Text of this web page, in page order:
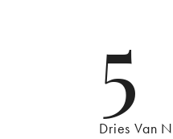
5
Dries Van